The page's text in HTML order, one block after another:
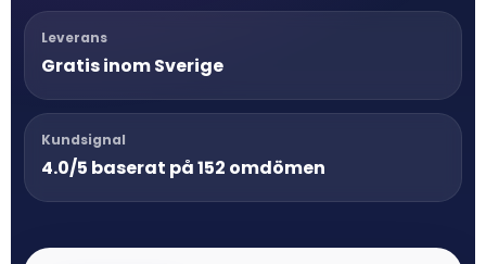
Leverans
Gratis inom Sverige
Kundsignal
4.0/5 baserat på 152 omdömen